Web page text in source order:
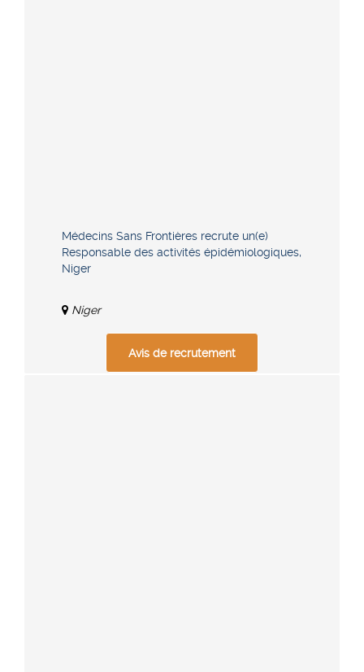
Médecins Sans Frontières recrute un(e)
Responsable des activités épidémiologiques,
Niger
Niger
Avis de recrutement